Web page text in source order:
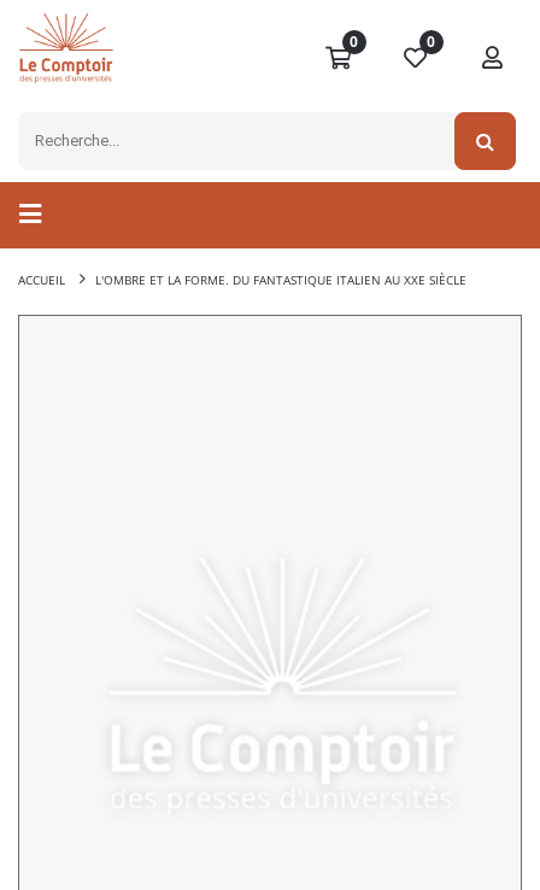
0 0
ACCUEIL L'OMBRE ET LA FORME. DU FANTASTIQUE ITALIEN AU XXE SIÈCLE